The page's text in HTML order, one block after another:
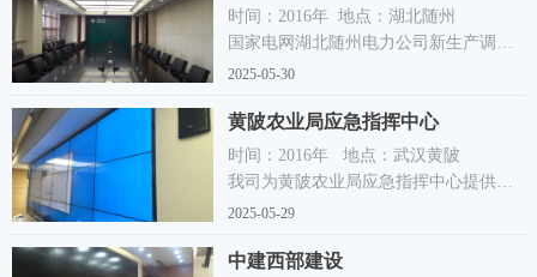
时间：2016年 地点：湖北随州
国家电网湖北随州电力公司新生产调度
大楼音频系统，包含有多功能厅1间，行
政会议室1间，会商室1间。
我司为该项目提供了全套数字音频系统
解决方案的产品供应和技术服务支持。
ATEIS GAL 数字音频处理器
2025-05-30
黄陂农业局应急指挥中心
时间：2016年 地点：武汉黄陂
我司为黄陂农业局应急指挥中心提供了
音频系统解决方案的产品供应和技术服
务支持。
主要设备：
2025-05-29
中建西部建设